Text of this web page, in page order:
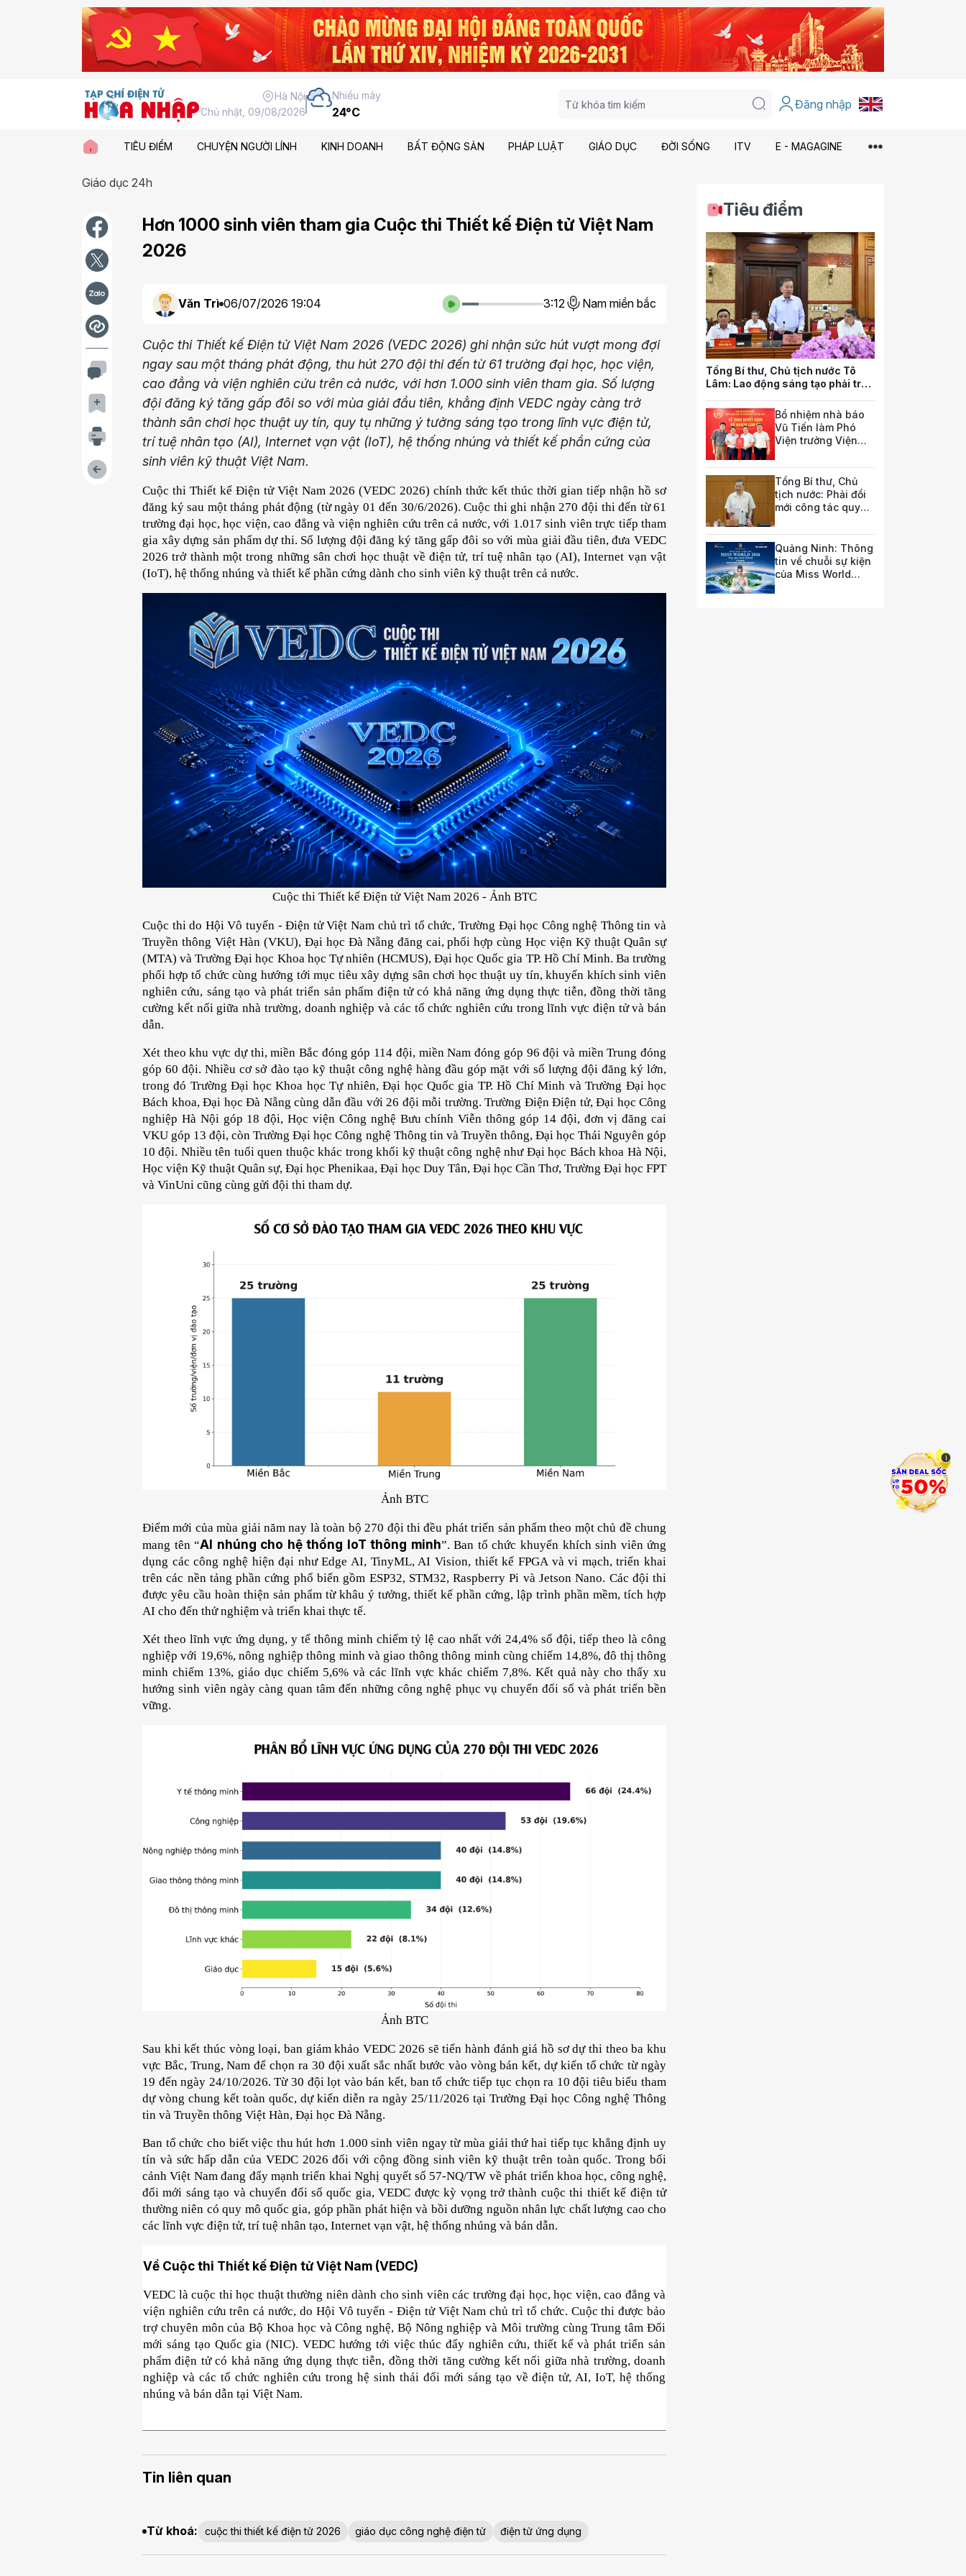
Hà Nội
Chủ nhật, 09/08/2026
Nhiều mây
24°C
Đăng nhập
TIÊU ĐIỂM CHUYỆN NGƯỜI LÍNH KINH DOANH BẤT ĐỘNG SẢN PHÁP LUẬT GIÁO DỤC ĐỜI SỐNG ITV E - MAGAGINE
Giáo dục 24h
Hơn 1000 sinh viên tham gia Cuộc thi Thiết kế Điện tử Việt Nam
2026
Văn Trì 06/07/2026 19:04 3:12 Nam miền bắc
Cuộc thi Thiết kế Điện tử Việt Nam 2026 (VEDC 2026) ghi nhận sức hút vượt mong đợi
ngay sau một tháng phát động, thu hút 270 đội thi đến từ 61 trường đại học, học viện,
cao đẳng và viện nghiên cứu trên cả nước, với hơn 1.000 sinh viên tham gia. Số lượng
đội đăng ký tăng gấp đôi so với mùa giải đầu tiên, khẳng định VEDC ngày càng trở
thành sân chơi học thuật uy tín, quy tụ những ý tưởng sáng tạo trong lĩnh vực điện tử,
trí tuệ nhân tạo (AI), Internet vạn vật (IoT), hệ thống nhúng và thiết kế phần cứng của
sinh viên kỹ thuật Việt Nam.
Cuộc thi Thiết kế Điện tử Việt Nam 2026 (VEDC 2026) chính thức kết thúc thời gian tiếp nhận hồ sơ
đăng ký sau một tháng phát động (từ ngày 01 đến 30/6/2026). Cuộc thi ghi nhận 270 đội thi đến từ 61
trường đại học, học viện, cao đẳng và viện nghiên cứu trên cả nước, với 1.017 sinh viên trực tiếp tham
gia xây dựng sản phẩm dự thi. Số lượng đội đăng ký tăng gấp đôi so với mùa giải đầu tiên, đưa VEDC
2026 trở thành một trong những sân chơi học thuật về điện tử, trí tuệ nhân tạo (AI), Internet vạn vật
(IoT), hệ thống nhúng và thiết kế phần cứng dành cho sinh viên kỹ thuật trên cả nước.
Cuộc thi Thiết kế Điện tử Việt Nam 2026 - Ảnh BTC
Cuộc thi do Hội Vô tuyến - Điện tử Việt Nam chủ trì tổ chức, Trường Đại học Công nghệ Thông tin và
Truyền thông Việt Hàn (VKU), Đại học Đà Nẵng đăng cai, phối hợp cùng Học viện Kỹ thuật Quân sự
(MTA) và Trường Đại học Khoa học Tự nhiên (HCMUS), Đại học Quốc gia TP. Hồ Chí Minh. Ba trường
phối hợp tổ chức cùng hướng tới mục tiêu xây dựng sân chơi học thuật uy tín, khuyến khích sinh viên
nghiên cứu, sáng tạo và phát triển sản phẩm điện tử có khả năng ứng dụng thực tiễn, đồng thời tăng
cường kết nối giữa nhà trường, doanh nghiệp và các tổ chức nghiên cứu trong lĩnh vực điện tử và bán
dẫn.
Xét theo khu vực dự thi, miền Bắc đóng góp 114 đội, miền Nam đóng góp 96 đội và miền Trung đóng
góp 60 đội. Nhiều cơ sở đào tạo kỹ thuật công nghệ hàng đầu góp mặt với số lượng đội đăng ký lớn,
trong đó Trường Đại học Khoa học Tự nhiên, Đại học Quốc gia TP. Hồ Chí Minh và Trường Đại học
Bách khoa, Đại học Đà Nẵng cùng dẫn đầu với 26 đội mỗi trường. Trường Điện Điện tử, Đại học Công
nghiệp Hà Nội góp 18 đội, Học viện Công nghệ Bưu chính Viễn thông góp 14 đội, đơn vị đăng cai
VKU góp 13 đội, còn Trường Đại học Công nghệ Thông tin và Truyền thông, Đại học Thái Nguyên góp
10 đội. Nhiều tên tuổi quen thuộc khác trong khối kỹ thuật công nghệ như Đại học Bách khoa Hà Nội,
Học viện Kỹ thuật Quân sự, Đại học Phenikaa, Đại học Duy Tân, Đại học Cần Thơ, Trường Đại học FPT
và VinUni cũng cùng gửi đội thi tham dự.
Ảnh BTC
Điểm mới của mùa giải năm nay là toàn bộ 270 đội thi đều phát triển sản phẩm theo một chủ đề chung
mang tên “AI nhúng cho hệ thống IoT thông minh”. Ban tổ chức khuyến khích sinh viên ứng
dụng các công nghệ hiện đại như Edge AI, TinyML, AI Vision, thiết kế FPGA và vi mạch, triển khai
trên các nền tảng phần cứng phổ biến gồm ESP32, STM32, Raspberry Pi và Jetson Nano. Các đội thi
được yêu cầu hoàn thiện sản phẩm từ khâu ý tưởng, thiết kế phần cứng, lập trình phần mềm, tích hợp
AI cho đến thử nghiệm và triển khai thực tế.
Xét theo lĩnh vực ứng dụng, y tế thông minh chiếm tỷ lệ cao nhất với 24,4% số đội, tiếp theo là công
nghiệp với 19,6%, nông nghiệp thông minh và giao thông thông minh cùng chiếm 14,8%, đô thị thông
minh chiếm 13%, giáo dục chiếm 5,6% và các lĩnh vực khác chiếm 7,8%. Kết quả này cho thấy xu
hướng sinh viên ngày càng quan tâm đến những công nghệ phục vụ chuyển đổi số và phát triển bền
vững.
Ảnh BTC
Sau khi kết thúc vòng loại, ban giám khảo VEDC 2026 sẽ tiến hành đánh giá hồ sơ dự thi theo ba khu
vực Bắc, Trung, Nam để chọn ra 30 đội xuất sắc nhất bước vào vòng bán kết, dự kiến tổ chức từ ngày
19 đến ngày 24/10/2026. Từ 30 đội lọt vào bán kết, ban tổ chức tiếp tục chọn ra 10 đội tiêu biểu tham
dự vòng chung kết toàn quốc, dự kiến diễn ra ngày 25/11/2026 tại Trường Đại học Công nghệ Thông
tin và Truyền thông Việt Hàn, Đại học Đà Nẵng.
Ban tổ chức cho biết việc thu hút hơn 1.000 sinh viên ngay từ mùa giải thứ hai tiếp tục khẳng định uy
tín và sức hấp dẫn của VEDC 2026 đối với cộng đồng sinh viên kỹ thuật trên toàn quốc. Trong bối
cảnh Việt Nam đang đẩy mạnh triển khai Nghị quyết số 57-NQ/TW về phát triển khoa học, công nghệ,
đổi mới sáng tạo và chuyển đổi số quốc gia, VEDC được kỳ vọng trở thành cuộc thi thiết kế điện tử
thường niên có quy mô quốc gia, góp phần phát hiện và bồi dưỡng nguồn nhân lực chất lượng cao cho
các lĩnh vực điện tử, trí tuệ nhân tạo, Internet vạn vật, hệ thống nhúng và bán dẫn.
Về Cuộc thi Thiết kế Điện tử Việt Nam (VEDC)
VEDC là cuộc thi học thuật thường niên dành cho sinh viên các trường đại học, học viện, cao đẳng và
viện nghiên cứu trên cả nước, do Hội Vô tuyến - Điện tử Việt Nam chủ trì tổ chức. Cuộc thi được bảo
trợ chuyên môn của Bộ Khoa học và Công nghệ, Bộ Nông nghiệp và Môi trường cùng Trung tâm Đổi
mới sáng tạo Quốc gia (NIC). VEDC hướng tới việc thúc đẩy nghiên cứu, thiết kế và phát triển sản
phẩm điện tử có khả năng ứng dụng thực tiễn, đồng thời tăng cường kết nối giữa nhà trường, doanh
nghiệp và các tổ chức nghiên cứu trong hệ sinh thái đổi mới sáng tạo về điện tử, AI, IoT, hệ thống
nhúng và bán dẫn tại Việt Nam.
Tin liên quan
Từ khoá: cuộc thi thiết kế điện tử 2026 giáo dục công nghệ điện tử điện tử ứng dụng
Tiêu điểm
Tổng Bí thư, Chủ tịch nước Tô
Lâm: Lao động sáng tạo phải trở
của quốc gia trong tương lai
Bổ nhiệm nhà báo
Vũ Tiến làm Phó
Viện trưởng Viện
luật và chính sách
doanh nghiệp
Tổng Bí thư, Chủ
tịch nước: Phải đổi
mới công tác quy
phát triển hạ tầng
Quảng Ninh: Thông
tin về chuỗi sự kiện
của Miss World
i